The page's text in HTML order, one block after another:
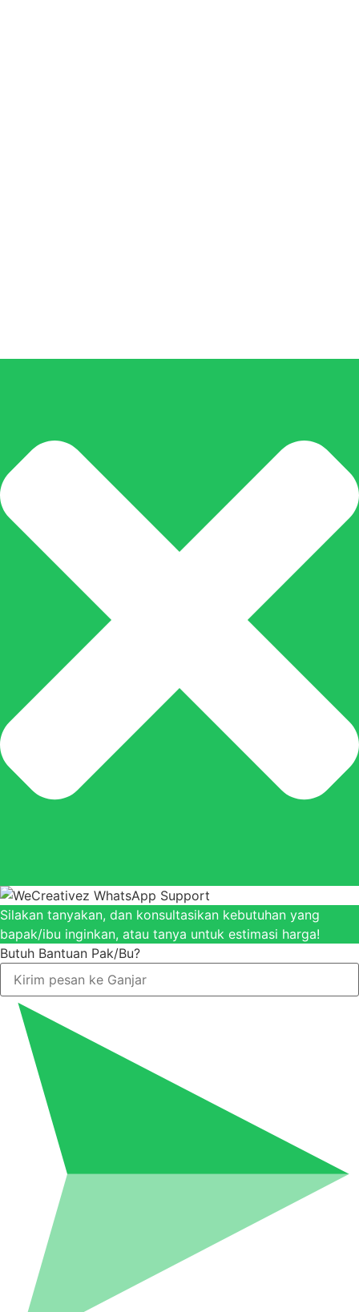
Silakan tanyakan, dan konsultasikan kebutuhan yang
bapak/ibu inginkan, atau tanya untuk estimasi harga!
Butuh Bantuan Pak/Bu?